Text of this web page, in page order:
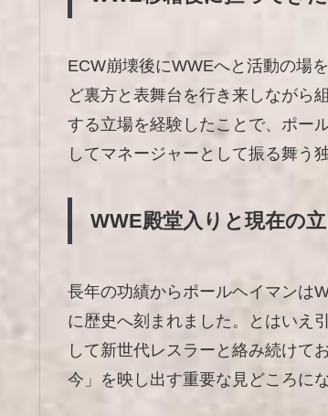
ECW崩壊後にWWEへと活動の場
ど裏方と表舞台を行き来しながら
する立場を経験したことで、ポー
してマネージャーとして振る舞う
WWE殿堂入りと現在の
長年の功績からポールヘイマンは
に歴史へ刻まれました。とはいえ
して新世代レスラーと絡み続けて
今」を映し出す重要な見どころに